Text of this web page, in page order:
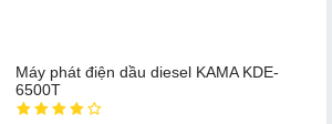
Máy phát điện dầu diesel KAMA KDE-
6500T